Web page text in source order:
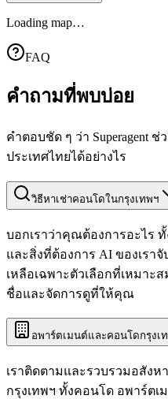
Loading map…
FAQ
คำถามที่พบบ่อย
คำตอบชัด ๆ ว่า Superagent
ประเทศไทยได้อย่างไร
วิธีหาเช่าคอนโดในกรุงเทพฯ
บอกเราว่าคุณต้องการอะไร
และสิ่งที่ต้องการ AI ของเรา
เหลือเฉพาะตัวเลือกที่เหมาะ
ชื่อและจัดการดูที่ให้คุณ
อพาร์ตเมนต์และคอนโดกรุงเ
เราติดตามและรวบรวมอสังห
กรุงเทพฯ ทั้งคอนโด อพาร์ต